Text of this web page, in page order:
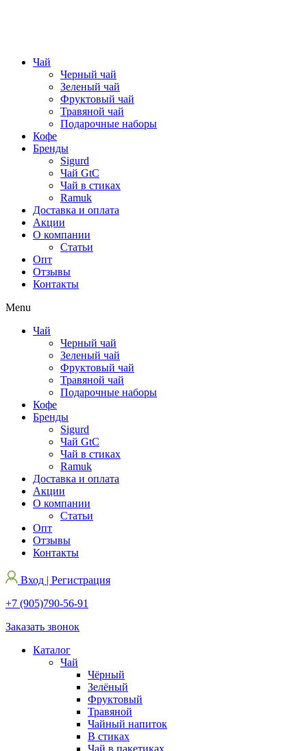
Чай
Черный чай
Зеленый чай
Фруктовый чай
Травяной чай
Подарочные наборы
Кофе
Бренды
Sigurd
Чай GtC
Чай в стиках
Ramuk
Доставка и оплата
Акции
О компании
Статьи
Опт
Отзывы
Контакты
Menu
Чай
Черный чай
Зеленый чай
Фруктовый чай
Травяной чай
Подарочные наборы
Кофе
Бренды
Sigurd
Чай GtC
Чай в стиках
Ramuk
Доставка и оплата
Акции
О компании
Статьи
Опт
Отзывы
Контакты
Вход | Регистрация
+7 (905)790-56-91
Заказать звонок
Каталог
Чай
Чёрный
Зелёный
Фруктовый
Травяной
Чайный напиток
В стиках
Чай в пакетиках